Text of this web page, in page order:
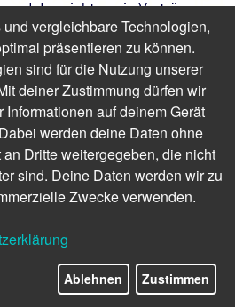
und das nicht nur in Vorträgen
sondern auch in Texten und
Kommunikation. Besonders
müssen ihre Meinung und ihr
zugleich formulieren
Handwerkszeug und etwas
Herausforderungen Ihre
verbessern. In diesem praktisch
Kommunikation auf den Punkt
wie Sie Ihren Standpunkt klar
Überzeugen Sie
und
starken Botschaften.
können Texte prägnant
vergleichbare Technologien,
präsentieren zu können.
sind für die Nutzung unserer
deiner Zustimmung dürfen wir
auf deinem Gerät
werden deine Daten ohne
Dritte weitergegeben, die nicht
sind. Deine Daten werden wir zu
Zwecke verwenden.
Ablehnen Zustimmen